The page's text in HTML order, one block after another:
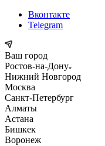
Вконтакте
Telegram
Ваш город
Ростов-на-Дону
Нижний Новгород
Москва
Санкт-Петербург
Алматы
Астана
Бишкек
Воронеж